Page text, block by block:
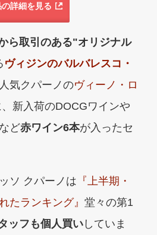
詳細を見る
ら取引のある"オリジナル
ヴィジンのバルバレスコ・
気クパーノのヴィーノ・ロ
新入荷のDOCGワインや
ど赤ワイン6本が入ったセ
ソ クパーノは 『上半期・
たランキング』 堂々の第1
ッフも個人買い していま